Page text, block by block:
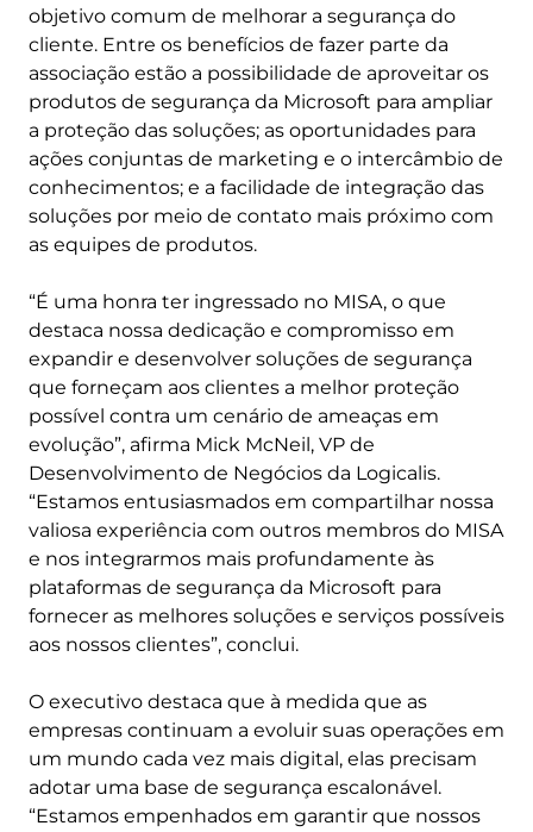
objetivo comum de melhorar a segurança do
cliente. Entre os benefícios de fazer parte da
associação estão a possibilidade de aproveitar os
produtos de segurança da Microsoft para ampliar
a proteção das soluções; as oportunidades para
ações conjuntas de marketing e o intercâmbio de
conhecimentos; e a facilidade de integração das
soluções por meio de contato mais próximo com
as equipes de produtos.
“É uma honra ter ingressado no MISA, o que
destaca nossa dedicação e compromisso em
expandir e desenvolver soluções de segurança
que forneçam aos clientes a melhor proteção
possível contra um cenário de ameaças em
evolução”, afirma Mick McNeil, VP de
Desenvolvimento de Negócios da Logicalis.
“Estamos entusiasmados em compartilhar nossa
valiosa experiência com outros membros do MISA
e nos integrarmos mais profundamente às
plataformas de segurança da Microsoft para
fornecer as melhores soluções e serviços possíveis
aos nossos clientes”, conclui.
O executivo destaca que à medida que as
empresas continuam a evoluir suas operações em
um mundo cada vez mais digital, elas precisam
adotar uma base de segurança escalonável.
“Estamos empenhados em garantir que nossos